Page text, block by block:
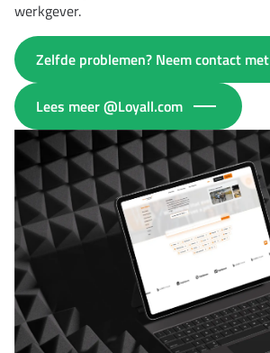
werkgever.
Zelfde problemen? Neem contact
Lees meer @Loyall.com